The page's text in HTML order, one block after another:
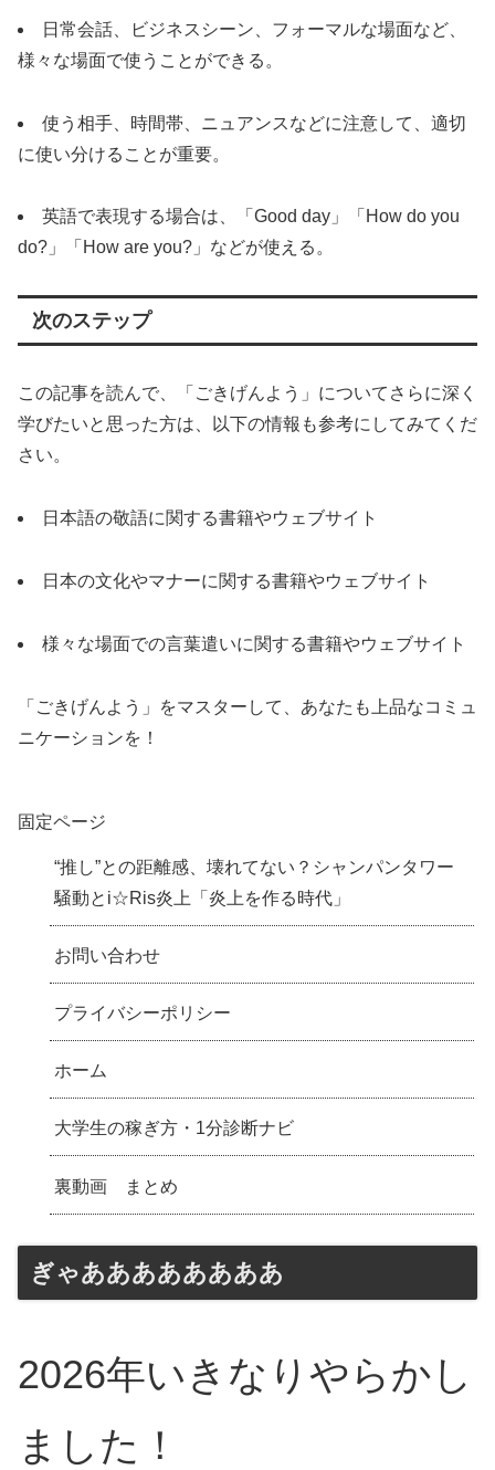
日常会話、ビジネスシーン、フォーマルな場面など、
様々な場面で使うことができる。
使う相手、時間帯、ニュアンスなどに注意して、適切
に使い分けることが重要。
英語で表現する場合は、「Good day」「How do you
do?」「How are you?」などが使える。
次のステップ
この記事を読んで、「ごきげんよう」についてさらに深く
学びたいと思った方は、以下の情報も参考にしてみてくだ
さい。
日本語の敬語に関する書籍やウェブサイト
日本の文化やマナーに関する書籍やウェブサイト
様々な場面での言葉遣いに関する書籍やウェブサイト
「ごきげんよう」をマスターして、あなたも上品なコミュ
ニケーションを！
固定ページ
“推し”との距離感、壊れてない？シャンパンタワー
騒動とi☆Ris炎上「炎上を作る時代」
お問い合わせ
プライバシーポリシー
ホーム
大学生の稼ぎ方・1分診断ナビ
裏動画 まとめ
ぎゃああああああああ
2026年いきなりやらかし
ました！